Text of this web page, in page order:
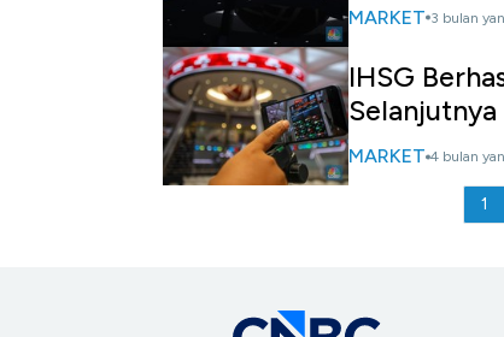
MARKET 3 bulan
IHSG
Selanjutnya
MARKET 4 bulan
1